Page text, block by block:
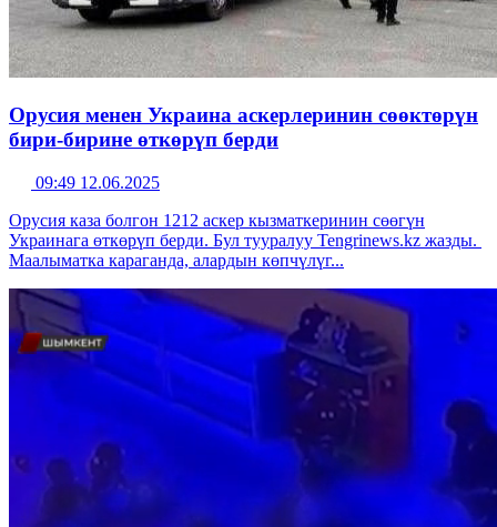
Орусия менен Украина аскерлеринин сөөктөрүн
бири-бирине өткөрүп берди
09:49 12.06.2025
Орусия каза болгон 1212 аскер кызматкеринин сөөгүн
Украинага өткөрүп берди. Бул тууралуу Tengrinews.kz жазды.
Маалыматка караганда, алардын көпчүлүг...